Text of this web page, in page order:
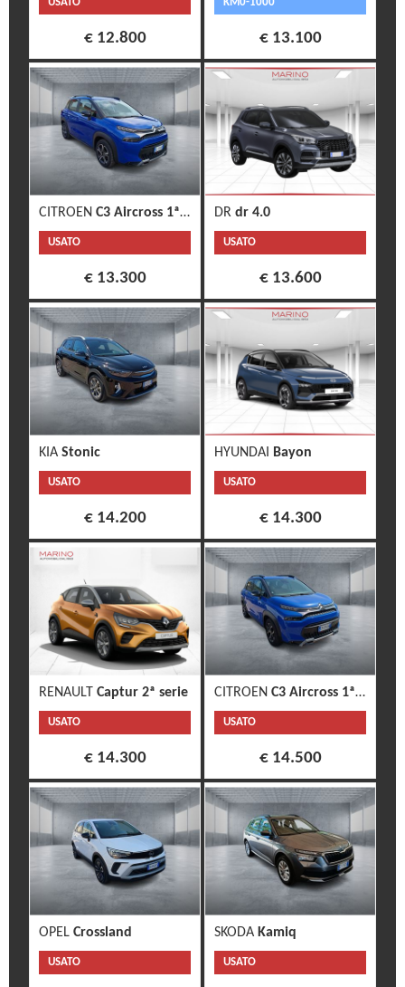
€ 12.800 € 13.100
CITROEN C3 Aircross 1ª s.
USATO
€ 13.300
DR dr 4.0
USATO
€ 13.600
KIA Stonic
USATO
€ 14.200
HYUNDAI Bayon
USATO
€ 14.300
RENAULT Captur 2ª serie
USATO
€ 14.300
CITROEN C3 Aircross 1ª s.
USATO
€ 14.500
OPEL Crossland
USATO
SKODA Kamiq
USATO